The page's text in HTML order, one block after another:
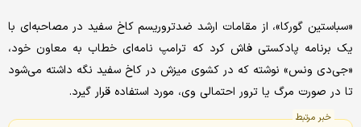
«سباستین گورکا»، از مقامات ارشد ضدتروریسم کاخ سفید در مصاحبه‌ای با
یک برنامه پادکستی فاش کرد که ترامپ نامه‌ای خطاب به معاون خود،
«جی‌دی ونس» نوشته که در کشوی میزش در کاخ سفید نگه داشته می‌شود
تا در صورت مرگ یا ترور احتمالی وی، مورد استفاده قرار گیرد.
خبر مرتبط